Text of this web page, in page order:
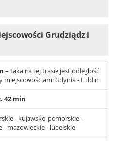
Grudziądz i
– taka na tej trasie jest odległość
miejscowościami Gdynia - Lublin
42 min
- kujawsko-pomorskie -
- mazowieckie - lubelskie